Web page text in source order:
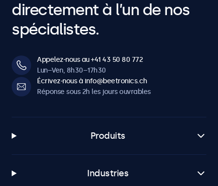
directement à l’un de nos
spécialistes.
Appelez-nous au +41 43 50 80 772
Lun–Ven, 8h30–17h30
Écrivez-nous à info@beetronics.ch
Réponse sous 2h les jours ouvrables
Produits
Industries